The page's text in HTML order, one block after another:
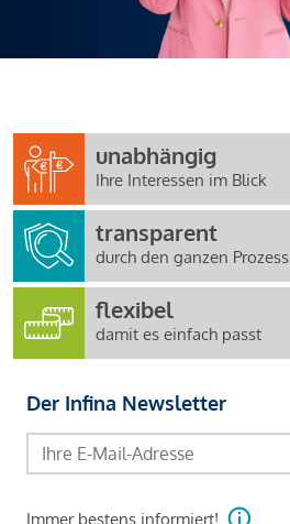
unabhängig
Ihre Interessen im Blick
transparent
durch den ganzen Prozess
flexibel
damit es einfach passt
Der Infina Newsletter
Immer bestens informiert!